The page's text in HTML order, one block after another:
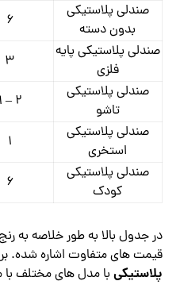
صندلی پلاستیکی
بدون دسته
۶
صندلی پلاستیکی پایه
فلزی
۳
صندلی پلاستیکی
تاشو
۲ – ۱
صندلی پلاستیکی
استخری
۱
صندلی پلاستیکی
کودک
۶
در جدول بالا به طور خلاصه به
قیمت های متفاوت اشاره شده.
پلاستیکی با مدل های مختلف با